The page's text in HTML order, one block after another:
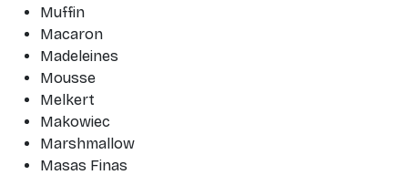
Muffin
Macaron
Madeleines
Mousse
Melkert
Makowiec
Marshmallow
Masas Finas